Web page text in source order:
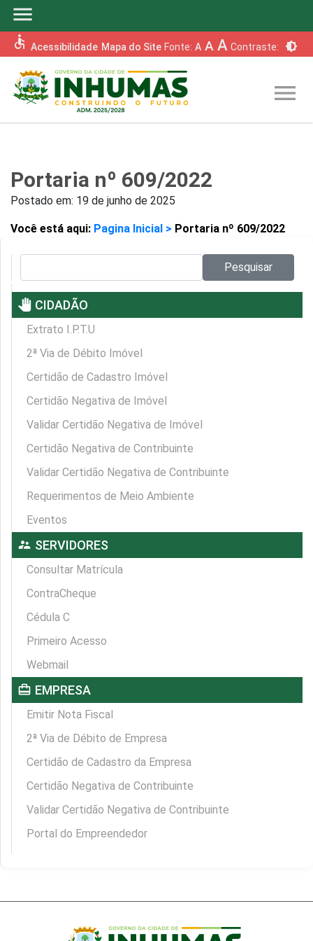
menu
accessible Acessibilidade Mapa do Site Fonte: A A A Contraste: brightness_6
menu
Portaria nº 609/2022
Postado em: 19 de junho de 2025
Você está aqui: Pagina Inicial > Portaria nº 609/2022
Pesquisar
pan_tool CIDADÃO
Extrato I.P.T.U
2ª Via de Débito Imóvel
Certidão de Cadastro Imóvel
Certidão Negativa de Imóvel
Validar Certidão Negativa de Imóvel
Certidão Negativa de Contribuinte
Validar Certidão Negativa de Contribuinte
Requerimentos de Meio Ambiente
Eventos
supervisor_account SERVIDORES
Consultar Matrícula
ContraCheque
Cédula C
Primeiro Acesso
Webmail
card_travel EMPRESA
Emitir Nota Fiscal
2ª Via de Débito de Empresa
Certidão de Cadastro da Empresa
Certidão Negativa de Contribuinte
Validar Certidão Negativa de Contribuinte
Portal do Empreendedor